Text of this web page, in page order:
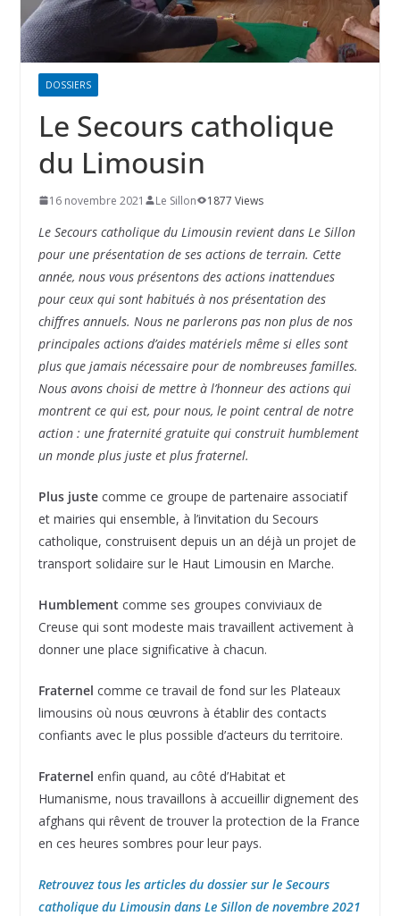
DOSSIERS
Le Secours catholique
du Limousin
16 novembre 2021 Le Sillon 1877 Views
Le Secours catholique du Limousin revient dans Le Sillon
pour une présentation de ses actions de terrain. Cette
année, nous vous présentons des actions inattendues
pour ceux qui sont habitués à nos présentation des
chiffres annuels. Nous ne parlerons pas non plus de nos
principales actions d’aides matériels même si elles sont
plus que jamais nécessaire pour de nombreuses familles.
Nous avons choisi de mettre à l’honneur des actions qui
montrent ce qui est, pour nous, le point central de notre
action : une fraternité gratuite qui construit humblement
un monde plus juste et plus fraternel.
Plus justecomme ce groupe de partenaire associatif
et mairies qui ensemble, à l’invitation du Secours
catholique, construisent depuis un an déjà un projet de
transport solidaire sur le Haut Limousin en Marche.
Humblement comme ses groupes conviviaux de
Creuse qui sont modeste mais travaillent activement à
donner une place significative à chacun.
Fraternel comme ce travail de fond sur les Plateaux
limousins où nous œuvrons à établir des contacts
confiants avec le plus possible d’acteurs du territoire.
Fraternel enfin quand, au côté d’Habitat et
Humanisme, nous travaillons à accueillir dignement des
afghans qui rêvent de trouver la protection de la France
en ces heures sombres pour leur pays.
Retrouvez tous les articles du dossier sur le Secours
catholique du Limousin dans Le Sillon de novembre 2021